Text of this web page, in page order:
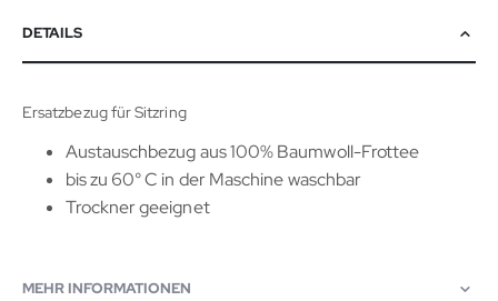
DETAILS
Ersatzbezug für Sitzring
Austauschbezug aus 100% Baumwoll-Frottee
bis zu 60° C in der Maschine waschbar
Trockner geeignet
MEHR INFORMATIONEN